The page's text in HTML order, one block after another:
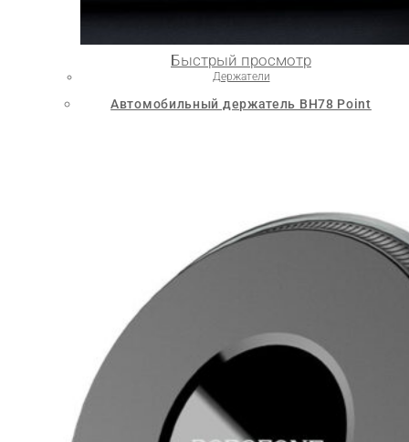
Быстрый просмотр
Держатели
Автомобильный держатель BH78 Point